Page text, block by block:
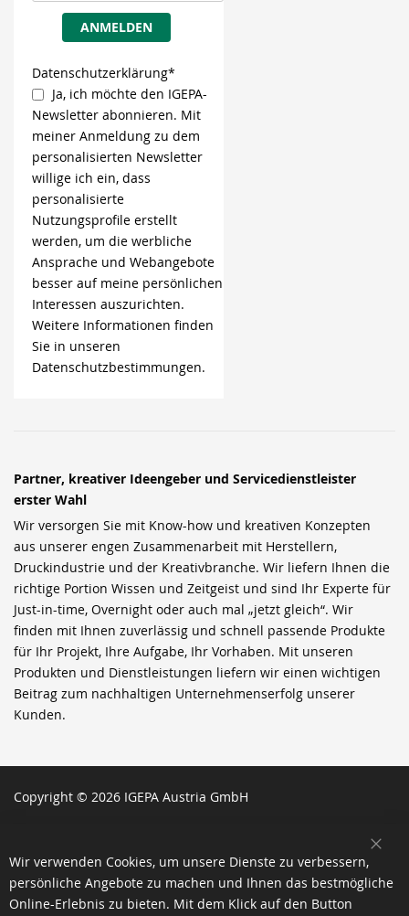
ANMELDEN
Datenschutzerklärung*
Ja, ich möchte den IGEPA-
Newsletter abonnieren. Mit
meiner Anmeldung zu dem
personalisierten Newsletter
willige ich ein, dass
personalisierte
Nutzungsprofile erstellt
werden, um die werbliche
Ansprache und Webangebote
besser auf meine persönlichen
Interessen auszurichten.
Weitere Informationen finden
Sie in unseren
Datenschutzbestimmungen.
Partner, kreativer Ideengeber und Servicedienstleister
erster Wahl
Wir versorgen Sie mit Know-how und kreativen Konzepten
aus unserer engen Zusammenarbeit mit Herstellern,
Druckindustrie und der Kreativbranche. Wir liefern Ihnen die
richtige Portion Wissen und Zeitgeist und sind Ihr Experte für
Just-in-time, Overnight oder auch mal „jetzt gleich“. Wir
finden mit Ihnen zuverlässig und schnell passende Produkte
für Ihr Projekt, Ihre Aufgabe, Ihr Vorhaben. Mit unseren
Produkten und Dienstleistungen liefern wir einen wichtigen
Beitrag zum nachhaltigen Unternehmenserfolg unserer
Kunden.
Copyright © 2026 IGEPA Austria GmbH
Wir verwenden Cookies, um unsere Dienste zu verbessern,
persönliche Angebote zu machen und Ihnen das bestmögliche
Online-Erlebnis zu bieten. Mit dem Klick auf den Button